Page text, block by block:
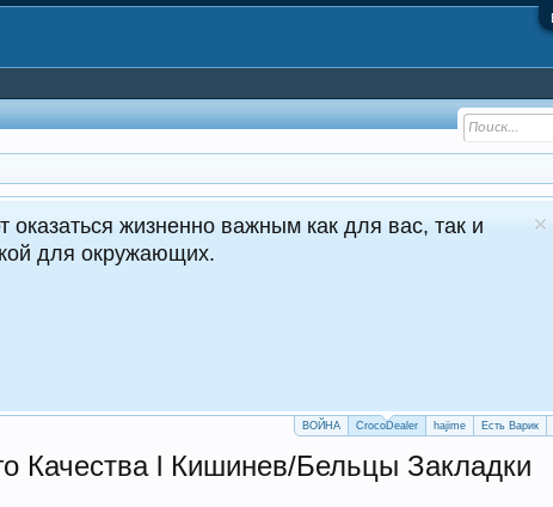
CrocoDealer - №1 в Молдове Сайт авто
ВОЙНА CrocoDealer hajime Есть Варик
l Кишинев/Бельцы Закладки